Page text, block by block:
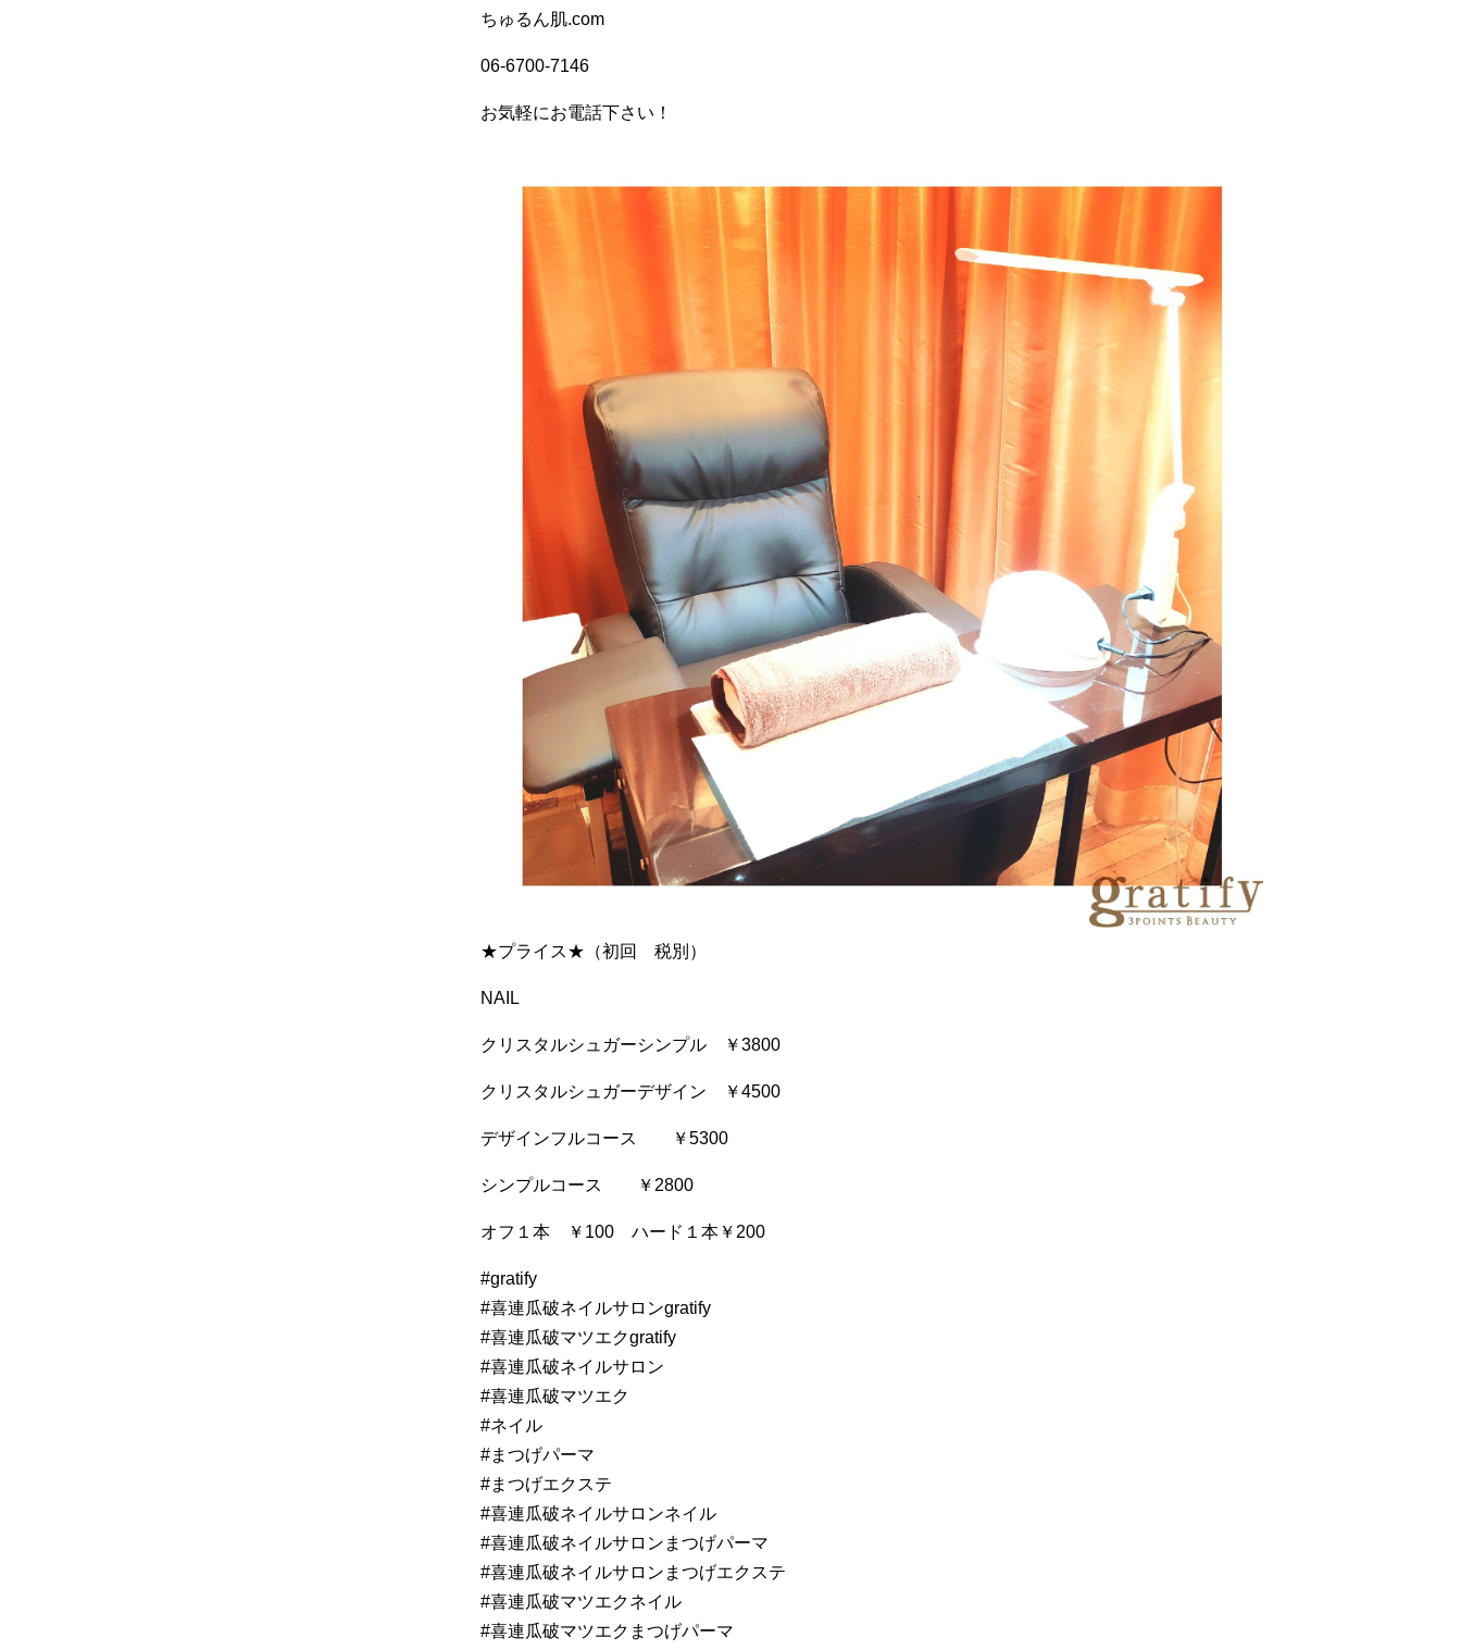
ちゅるん肌.com
06-6700-7146
お気軽にお電話下さい！
★プライス★（初回 税別）
NAIL
クリスタルシュガーシンプル ￥3800
クリスタルシュガーデザイン ￥4500
デザインフルコース ￥5300
シンプルコース ￥2800
オフ１本 ￥100 ハード１本￥200
#gratify
#喜連瓜破ネイルサロンgratify
#喜連瓜破マツエクgratify
#喜連瓜破ネイルサロン
#喜連瓜破マツエク
#ネイル
#まつげパーマ
#まつげエクステ
#喜連瓜破ネイルサロンネイル
#喜連瓜破ネイルサロンまつげパーマ
#喜連瓜破ネイルサロンまつげエクステ
#喜連瓜破マツエクネイル
#喜連瓜破マツエクまつげパーマ